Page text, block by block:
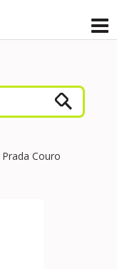
Couro